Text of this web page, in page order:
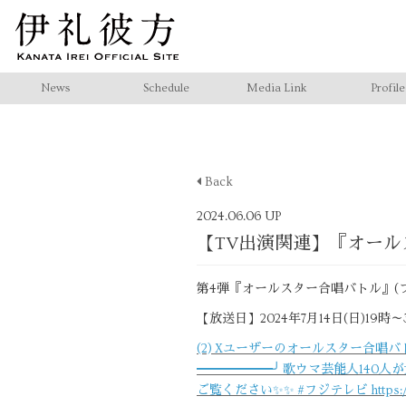
News Schedule Media Link Profile
Back
2024.06.06 UP
【TV出演関連】『オー
第4弾『オールスター合唱バトル』(
【放送日】2024年7月14日(日)19時
(2) Xユーザーのオールスター
━━━━━━╯ 歌ウマ芸能人140人が大
ご覧ください✨✨ #フジテレビ